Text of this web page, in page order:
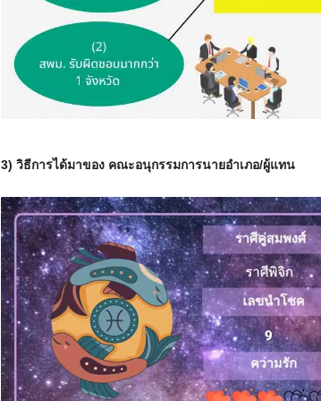
3) วิธีการได้มาของ คณะอนุกรรมการนายอำเภอ/ผู้แทน